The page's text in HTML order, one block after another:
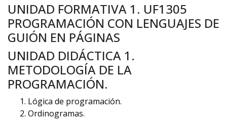
UNIDAD FORMATIVA 1. UF1305
PROGRAMACIÓN CON LENGUAJES DE
GUIÓN EN PÁGINAS
UNIDAD DIDÁCTICA 1.
METODOLOGÍA DE LA
PROGRAMACIÓN.
Lógica de programación.
Ordinogramas.